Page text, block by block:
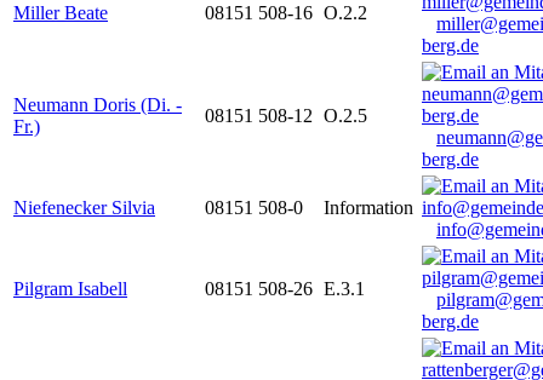
Miller Beate 08151 508-16 O.2.2
berg.de
Neumann Doris (Di. -
Fr.)
08151 508-12 O.2.5
berg.de
Niefenecker Silvia 08151 508-0
Information
Pilgram Isabell 08151 508-26 E.3.1
berg.de